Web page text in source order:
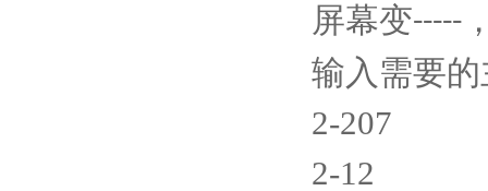
屏幕变-----
输入需要
2-207
2-12